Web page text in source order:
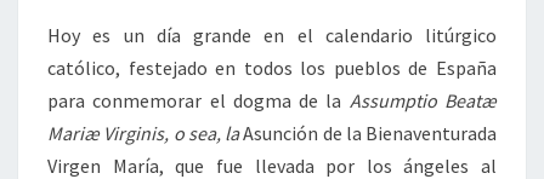
Hoy es un día grande en el calendario litúrgico
católico, festejado en todos los pueblos de España
para conmemorar el dogma de la Assumptio Beatæ
Mariæ Virginis, o sea, laAsunción de la Bienaventurada
Virgen María, que fue llevada por los ángeles al